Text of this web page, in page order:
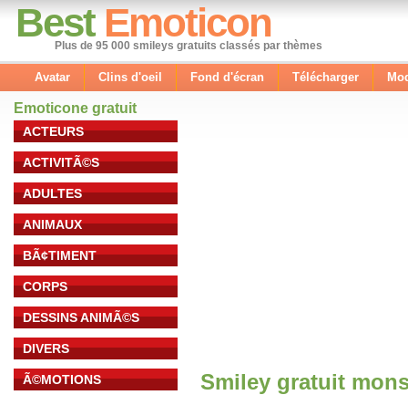
Best Emoticon
Plus de 95 000 smileys gratuits classés par thèmes
Avatar Clins d'oeil Fond d'écran Télécharger
Emoticone gratuit
ACTEURS
ACTIVITÃ©S
ADULTES
ANIMAUX
BÃ¢TIMENT
CORPS
DESSINS ANIMÃ©S
DIVERS
Ã©MOTIONS Smiley gratuit